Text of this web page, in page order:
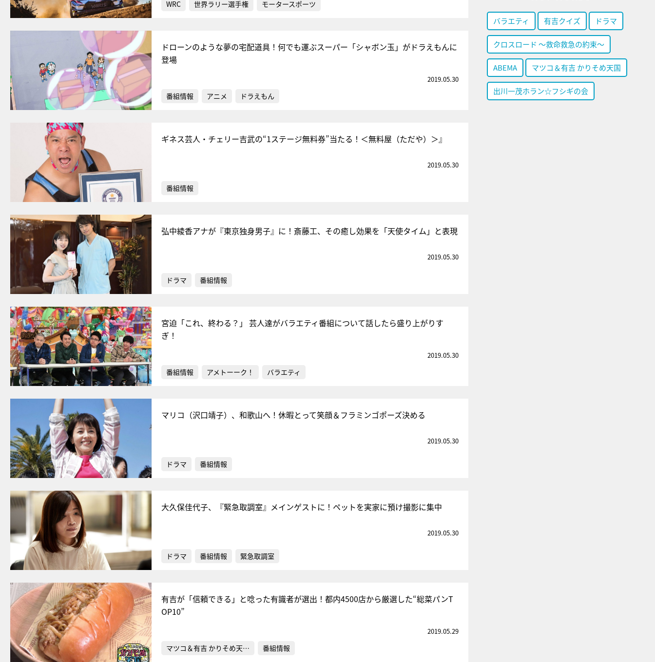
WRC 世界ラリー選手権 モータースポーツ
ドローンのような夢の宅配道具！何でも運ぶスーパー「シャボン玉」がドラえもんに
登場
2019.05.30
番組情報 アニメ ドラえもん
ギネス芸人・チェリー吉武の“1ステージ無料券”当たる！＜無料屋（ただや）＞』
2019.05.30
番組情報
弘中綾香アナが『東京独身男子』に！斎藤工、その癒し効果を「天使タイム」と表現
2019.05.30
ドラマ 番組情報
宮迫「これ、終わる？」 芸人達がバラエティ番組について話したら盛り上がりす
ぎ！
2019.05.30
番組情報 アメトーーク！ バラエティ
マリコ（沢口靖子）、和歌山へ！休暇とって笑顔＆フラミンゴポーズ決める
2019.05.30
ドラマ 番組情報
大久保佳代子、『緊急取調室』メインゲストに！ペットを実家に預け撮影に集中
2019.05.30
ドラマ 番組情報 緊急取調室
有吉が「信頼できる」と唸った有識者が選出！都内4500店から厳選した“総菜パンT
OP10”
2019.05.29
マツコ＆有吉 かりそめ天… 番組情報
バラエティ 有吉クイズ ドラマ
クロスロード ～救命救急の約束～
ABEMA マツコ＆有吉 かりそめ天国
出川一茂ホラン☆フシギの会